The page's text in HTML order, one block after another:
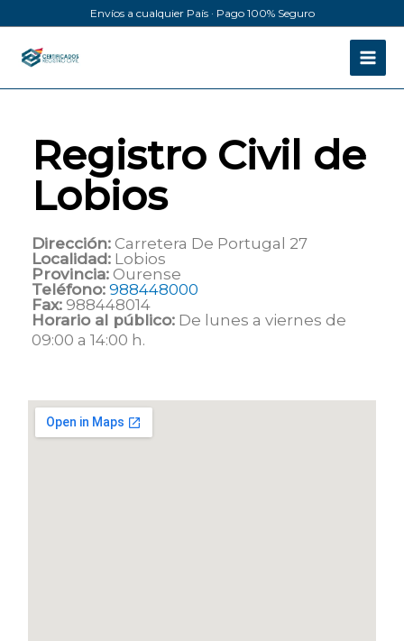
al
contenido
Envíos a cualquier País · Pago 100% Seguro
Registro Civil de
Lobios
Dirección: Carretera De Portugal 27
Localidad: Lobios
Provincia: Ourense
Teléfono: 988448000
Fax: 988448014
Horario al público: De lunes a viernes de
09:00 a 14:00 h.